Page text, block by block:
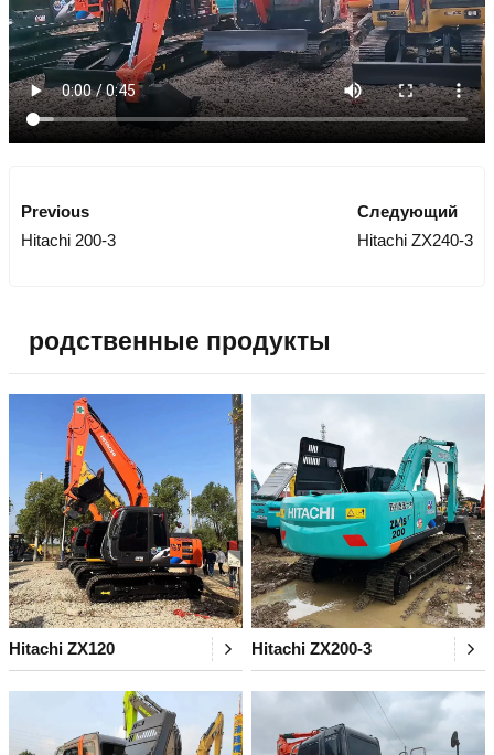
Previous
Hitachi 200-3
Следующий
Hitachi ZX240-3
родственные продукты
Hitachi ZX120 Hitachi ZX200-3